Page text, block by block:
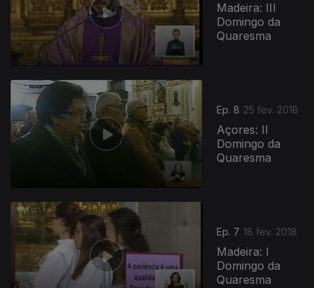
Madeira: III
Domingo da
Quaresma
Ep. 8 25 fev. 2018
Açores: II
Domingo da
Quaresma
Ep. 7 18 fev. 2018
Madeira: I
Domingo da
Quaresma